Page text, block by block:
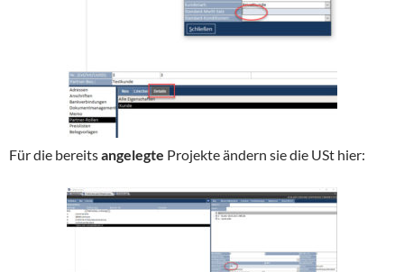
Für die bereitsangelegte Projekte ändern sie die USt hier: